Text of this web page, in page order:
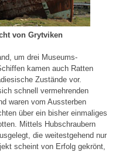
von Grytviken
um drei Museums-
kamen auch Ratten
Zustände vor.
schnell vermehrenden
waren vom Aussterben
über ein bisher einmaliges
Mittels Hubschraubern
die weitestgehend nur
scheint von Erfolg gekrönt,